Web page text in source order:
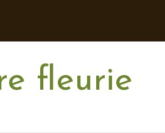
fleurie